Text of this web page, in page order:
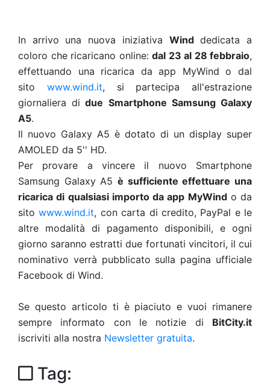
In arrivo una nuova iniziativa Winddedicata a
coloro che ricaricano online: dal 23 al 28 febbraio,
effettuando una ricarica da app MyWind o dal
sito www.wind.it, si partecipa all'estrazione
giornaliera di due Smartphone Samsung Galaxy
A5.
Il nuovo Galaxy A5 è dotato di un display super
AMOLED da 5'' HD.
Per provare a vincere il nuovo Smartphone
Samsung Galaxy A5 è sufficiente effettuare una
ricarica di qualsiasi importo da app MyWindo da
sitowww.wind.it, con carta di credito, PayPal e le
altre modalità di pagamento disponibili, e ogni
giorno saranno estratti due fortunati vincitori, il cui
nominativo verrà pubblicato sulla pagina ufficiale
Facebook di Wind.
Se questo articolo ti è piaciuto e vuoi rimanere
sempre informato con le notizie di BitCity.it
iscriviti alla nostra Newsletter gratuita.
Tag: